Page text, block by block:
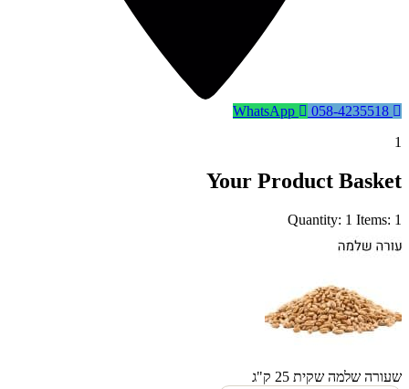
1
Your Product Basket
Quantity: 1 Items: 1
שעורה שלמה שקית 25 ק"ג